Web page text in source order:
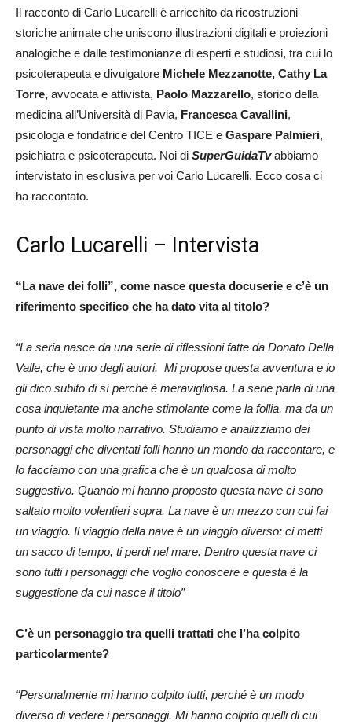
Il racconto di Carlo Lucarelli è arricchito da ricostruzioni
storiche animate che uniscono illustrazioni digitali e proiezioni
analogiche e dalle testimonianze di esperti e studiosi, tra cui lo
psicoterapeuta e divulgatore Michele Mezzanotte, Cathy La
Torre, avvocata e attivista, Paolo Mazzarello, storico della
medicina all’Università di Pavia, Francesca Cavallini,
psicologa e fondatrice del Centro TICE e Gaspare Palmieri,
psichiatra e psicoterapeuta. Noi di SuperGuidaTvabbiamo
intervistato in esclusiva per voi Carlo Lucarelli. Ecco cosa ci
ha raccontato.
Carlo Lucarelli – Intervista
“La nave dei folli”, come nasce questa docuserie e c’è un
riferimento specifico che ha dato vita al titolo?
“La seria nasce da una serie di riflessioni fatte da Donato Della
Valle, che è uno degli autori. Mi propose questa avventura e io
gli dico subito di sì perché è meravigliosa. La serie parla di una
cosa inquietante ma anche stimolante come la follia, ma da un
punto di vista molto narrativo. Studiamo e analizziamo dei
personaggi che diventati folli hanno un mondo da raccontare, e
lo facciamo con una grafica che è un qualcosa di molto
suggestivo. Quando mi hanno proposto questa nave ci sono
saltato molto volentieri sopra. La nave è un mezzo con cui fai
un viaggio. Il viaggio della nave è un viaggio diverso: ci metti
un sacco di tempo, ti perdi nel mare. Dentro questa nave ci
sono tutti i personaggi che voglio conoscere e questa è la
suggestione da cui nasce il titolo”
C’è un personaggio tra quelli trattati che l’ha colpito
particolarmente?
“Personalmente mi hanno colpito tutti, perché è un modo
diverso di vedere i personaggi. Mi hanno colpito quelli di cui